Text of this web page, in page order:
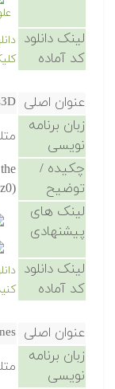
لینک دانلود
کد آماده
عنوان اصلی
زبان برنامه
نویسی
چکیده /
توضیح
لینک های
پیشنهادی
لینک دانلود
کد آماده
عنوان اصلی
زبان برنامه
نویسی